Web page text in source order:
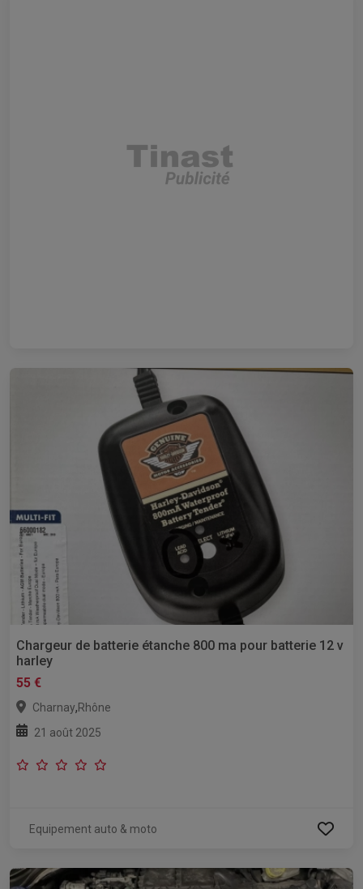
Chargeur de batterie étanche 800 ma pour batterie 12 v
harley
55 €
Charnay,Rhône
21 août 2025
Equipement auto & moto